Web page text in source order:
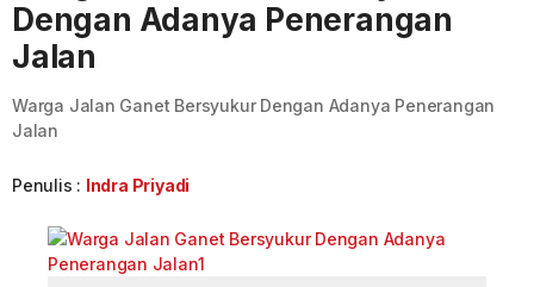
Dengan Adanya Penerangan
Jalan
Warga Jalan Ganet Bersyukur Dengan Adanya Penerangan
Jalan
Penulis : Indra Priyadi